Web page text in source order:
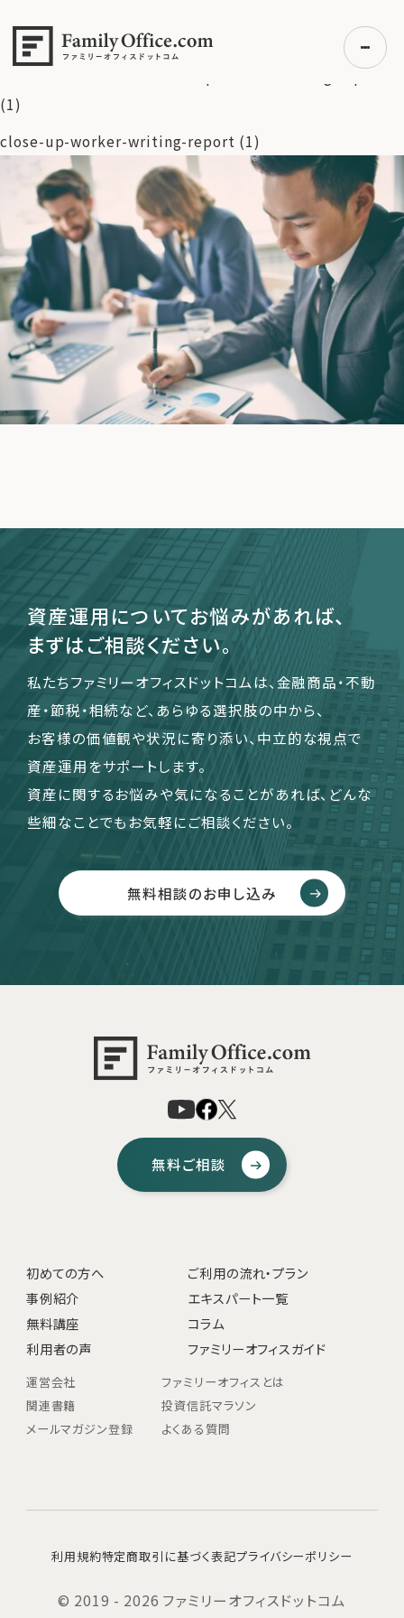
初めての方へ
ご利用の流れ・プラン
事例紹介
エキスパート一覧
無料講座
コラム
利用者の声
無料ご相談 ログイン
関連書籍
メールマガジン登録
よくある質問
円の経営者が直面する「税率55%の壁」：法人・個人資産を統
(1)
close-up-worker-writing-report (1)
資産運用についてお悩みがあれば、
まずはご相談ください。
私たちファミリーオフィスドットコムは、金融商品・不動
産・節税・相続など、あらゆる選択肢の中から、
お客様の価値観や状況に寄り添い、中立的な視点で
資産運用をサポートします。
資産に関するお悩みや気になることがあれば、どんな
些細なことでもお気軽にご相談ください。
無料相談のお申し込み
無料ご相談
初めての方へ
ご利用の流れ・プラン
事例紹介
エキスパート一覧
無料講座
コラム
利用者の声
ファミリーオフィスガイド
運営会社
ファミリーオフィスとは
関連書籍
投資信託マラソン
メールマガジン登録
よくある質問
利用規約特定商取引に基づく表記プライバシーポリシー
© 2019 - 2026 ファミリーオフィスドットコム